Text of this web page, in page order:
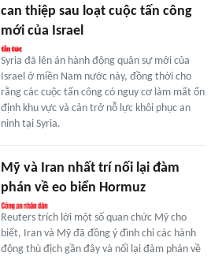
can thiệp sau loạt cuộc tấn công
mới của Israel
Syria đã lên án hành động quân sự mới của
Israel ở miền Nam nước này, đồng thời cho
rằng các cuộc tấn công có nguy cơ làm mất ổn
định khu vực và cản trở nỗ lực khôi phục an
ninh tại Syria.
Mỹ và Iran nhất trí nối lại đàm
phán về eo biển Hormuz
Reuters trích lời một số quan chức Mỹ cho
biết, Iran và Mỹ đã đồng ý đình chỉ các hành
động thù địch gần đây và nối lại đàm phán về